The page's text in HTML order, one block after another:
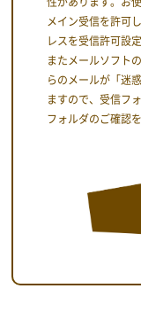
メイン受信を許可
レスを受信許可設
またメールソフト
らのメールが「迷
ますので、受信フ
フォルダのご確認